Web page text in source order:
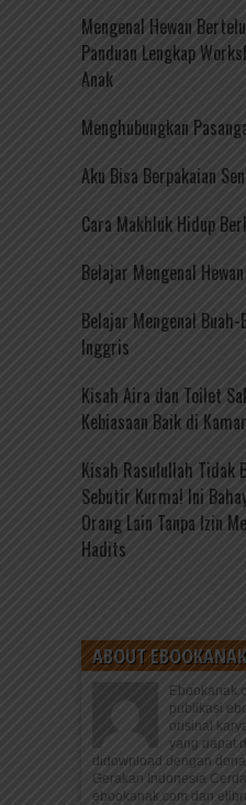
Mengenal Hewan
Panduan Lengkap
Anak
Menghubungkan
Aku Bisa Berpakaian
Cara Makhluk Hidup
Belajar Mengenal Hewan
Belajar Mengenal
Inggris
Kisah Aira dan Toilet
Kebiasaan Baik di
Kisah Rasulullah Tidak
Sebutir Kurma! Ini
Orang Lain Tanpa Izin
Hadits
ABOUT EBOOKANAK
publikasi
orisinal
yang dapat
didownload dengan
Gerakan Indonesia
ebookanak.com dan